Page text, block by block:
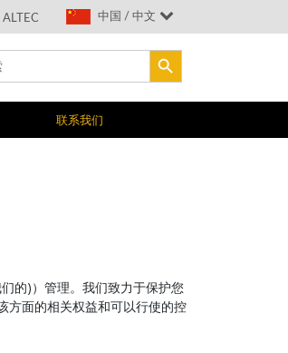
中国 / 中文
搜索按钮
联系我们
的)）管理。我们致力于保护您
方面的相关权益和可以行使的控